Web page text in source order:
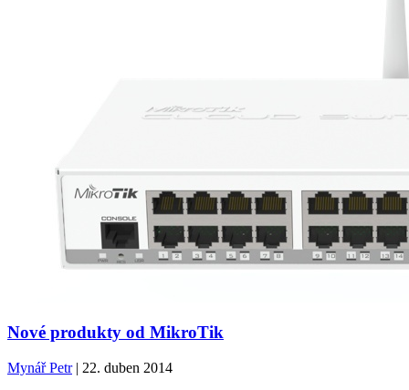
Nové produkty od MikroTik
Mynář Petr| 22. duben 2014